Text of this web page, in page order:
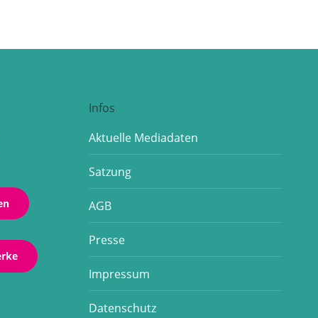
Infos
Aktuelle Mediadaten
Satzung
AGB
Presse
Impressum
Datenschutz